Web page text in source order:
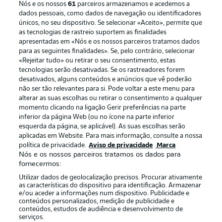
Publicidade Avisos legais
Gerir preferências Aviso de privacidade
Emissoras
Trabalhe conosco Marca
Contato Jogadores
Nós e os nossos61 parceiros armazenamos e acedemos a
dados pessoais, como dados de navegação ou identificadores
únicos, no seu dispositivo. Se selecionar «Aceito», permite que
as tecnologias de rastreio suportem as finalidades
apresentadas em «Nós e os nossos parceiros tratamos dados
para as seguintes finalidades». Se, pelo contrário, selecionar
«Rejeitar tudo» ou retirar o seu consentimento, estas
tecnologias serão desativadas. Se os rastreadores forem
desativados, alguns conteúdos e anúncios que vê poderão
não ser tão relevantes para si. Pode voltar a este menu para
alterar as suas escolhas ou retirar o consentimento a qualquer
momento clicando na ligação Gerir preferências na parte
inferior da página Web (ou no ícone na parte inferior
esquerda da página, se aplicável). As suas escolhas serão
aplicadas em Website. Para mais informação, consulte a nossa
política de privacidade. Aviso de privacidade Marca
Nós e os nossos parceiros tratamos os dados para
fornecermos:
Utilizar dados de geolocalização precisos. Procurar ativamente
as características do dispositivo para identificação. Armazenar
e/ou aceder a informações num dispositivo. Publicidade e
conteúdos personalizados, medição de publicidade e
conteúdos, estudos de audiência e desenvolvimento de
serviços.